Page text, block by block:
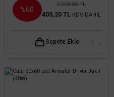
%60
1.008,00 TL
403,20 TL KDV DAHİL
Sepete Ekle